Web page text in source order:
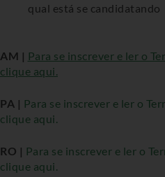
qual está se candidatando
AM | Para se inscrever e ler o
clique aqui.
PA | Para se inscrever e ler o
clique aqui.
RO | Para se inscrever e ler o
clique aqui.